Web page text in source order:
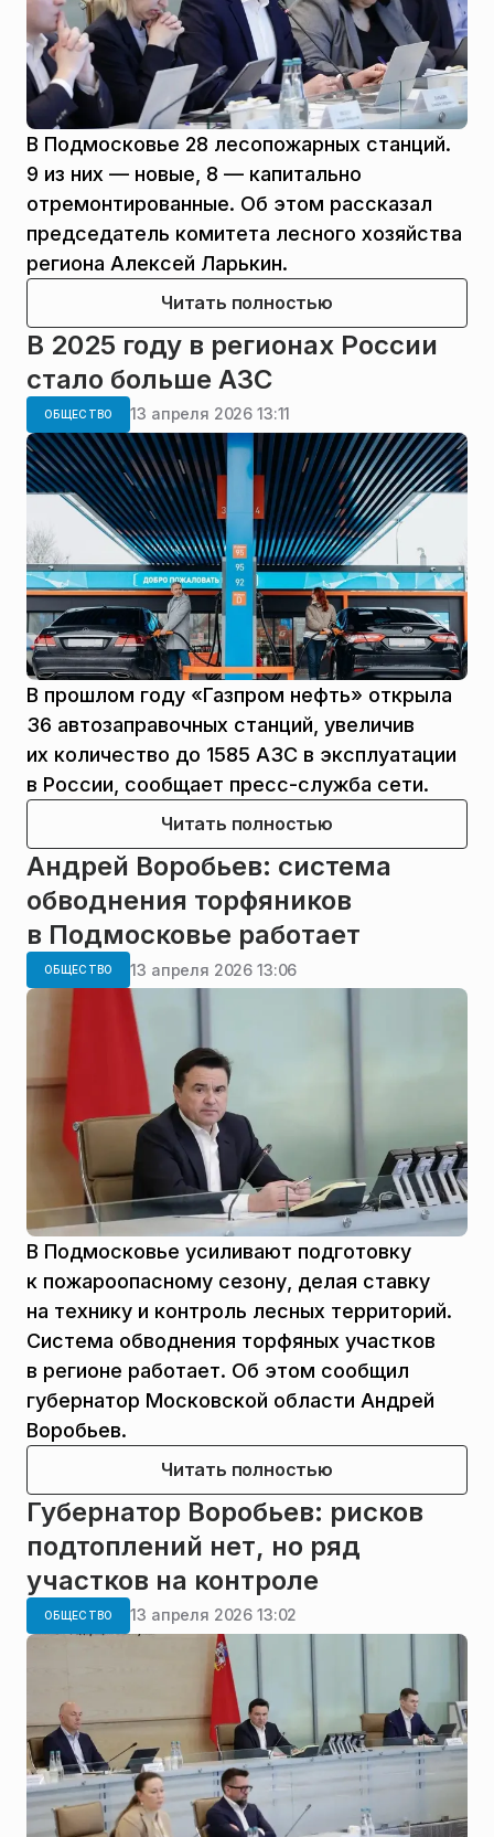
В Подмосковье 28 лесопожарных станций.
9 из них — новые, 8 — капитально
отремонтированные. Об этом рассказал
председатель комитета лесного хозяйства
региона Алексей Ларькин.
Читать полностью
В 2025 году в регионах России
стало больше АЗС
ОБЩЕСТВО 13 апреля 2026 13:11
В прошлом году «Газпром нефть» открыла
36 автозаправочных станций, увеличив
их количество до 1585 АЗС в эксплуатации
в России, сообщает пресс-служба сети.
Читать полностью
Андрей Воробьев: система
обводнения торфяников
в Подмосковье работает
ОБЩЕСТВО 13 апреля 2026 13:06
В Подмосковье усиливают подготовку
к пожароопасному сезону, делая ставку
на технику и контроль лесных территорий.
Система обводнения торфяных участков
в регионе работает. Об этом сообщил
губернатор Московской области Андрей
Воробьев.
Читать полностью
Губернатор Воробьев: рисков
подтоплений нет, но ряд
участков на контроле
ОБЩЕСТВО 13 апреля 2026 13:02